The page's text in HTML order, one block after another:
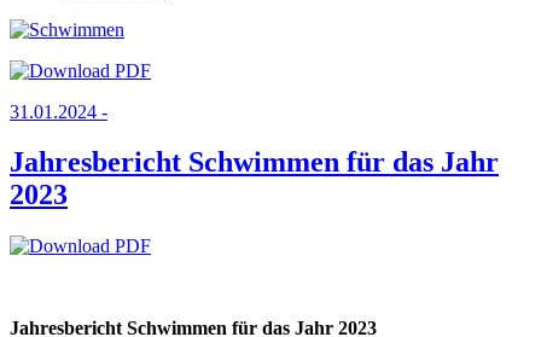
31.01.2024 -
Jahresbericht Schwimmen für das Jahr
2023
Jahresbericht Schwimmen für das Jahr 2023